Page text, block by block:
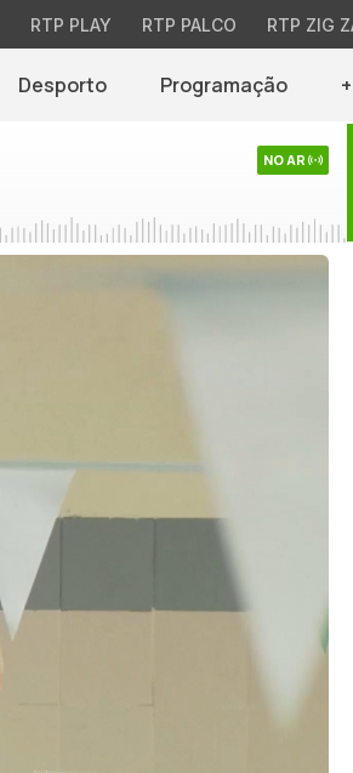
RTP PLAY RTP PALCO RTP ZIG
Desporto Programação
NO AR